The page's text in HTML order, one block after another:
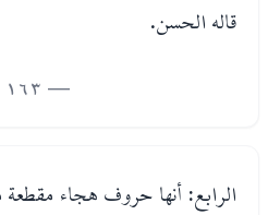
قاله الحسن.
— 163 —
الرابع: أنها حروف هجاء مقطعة